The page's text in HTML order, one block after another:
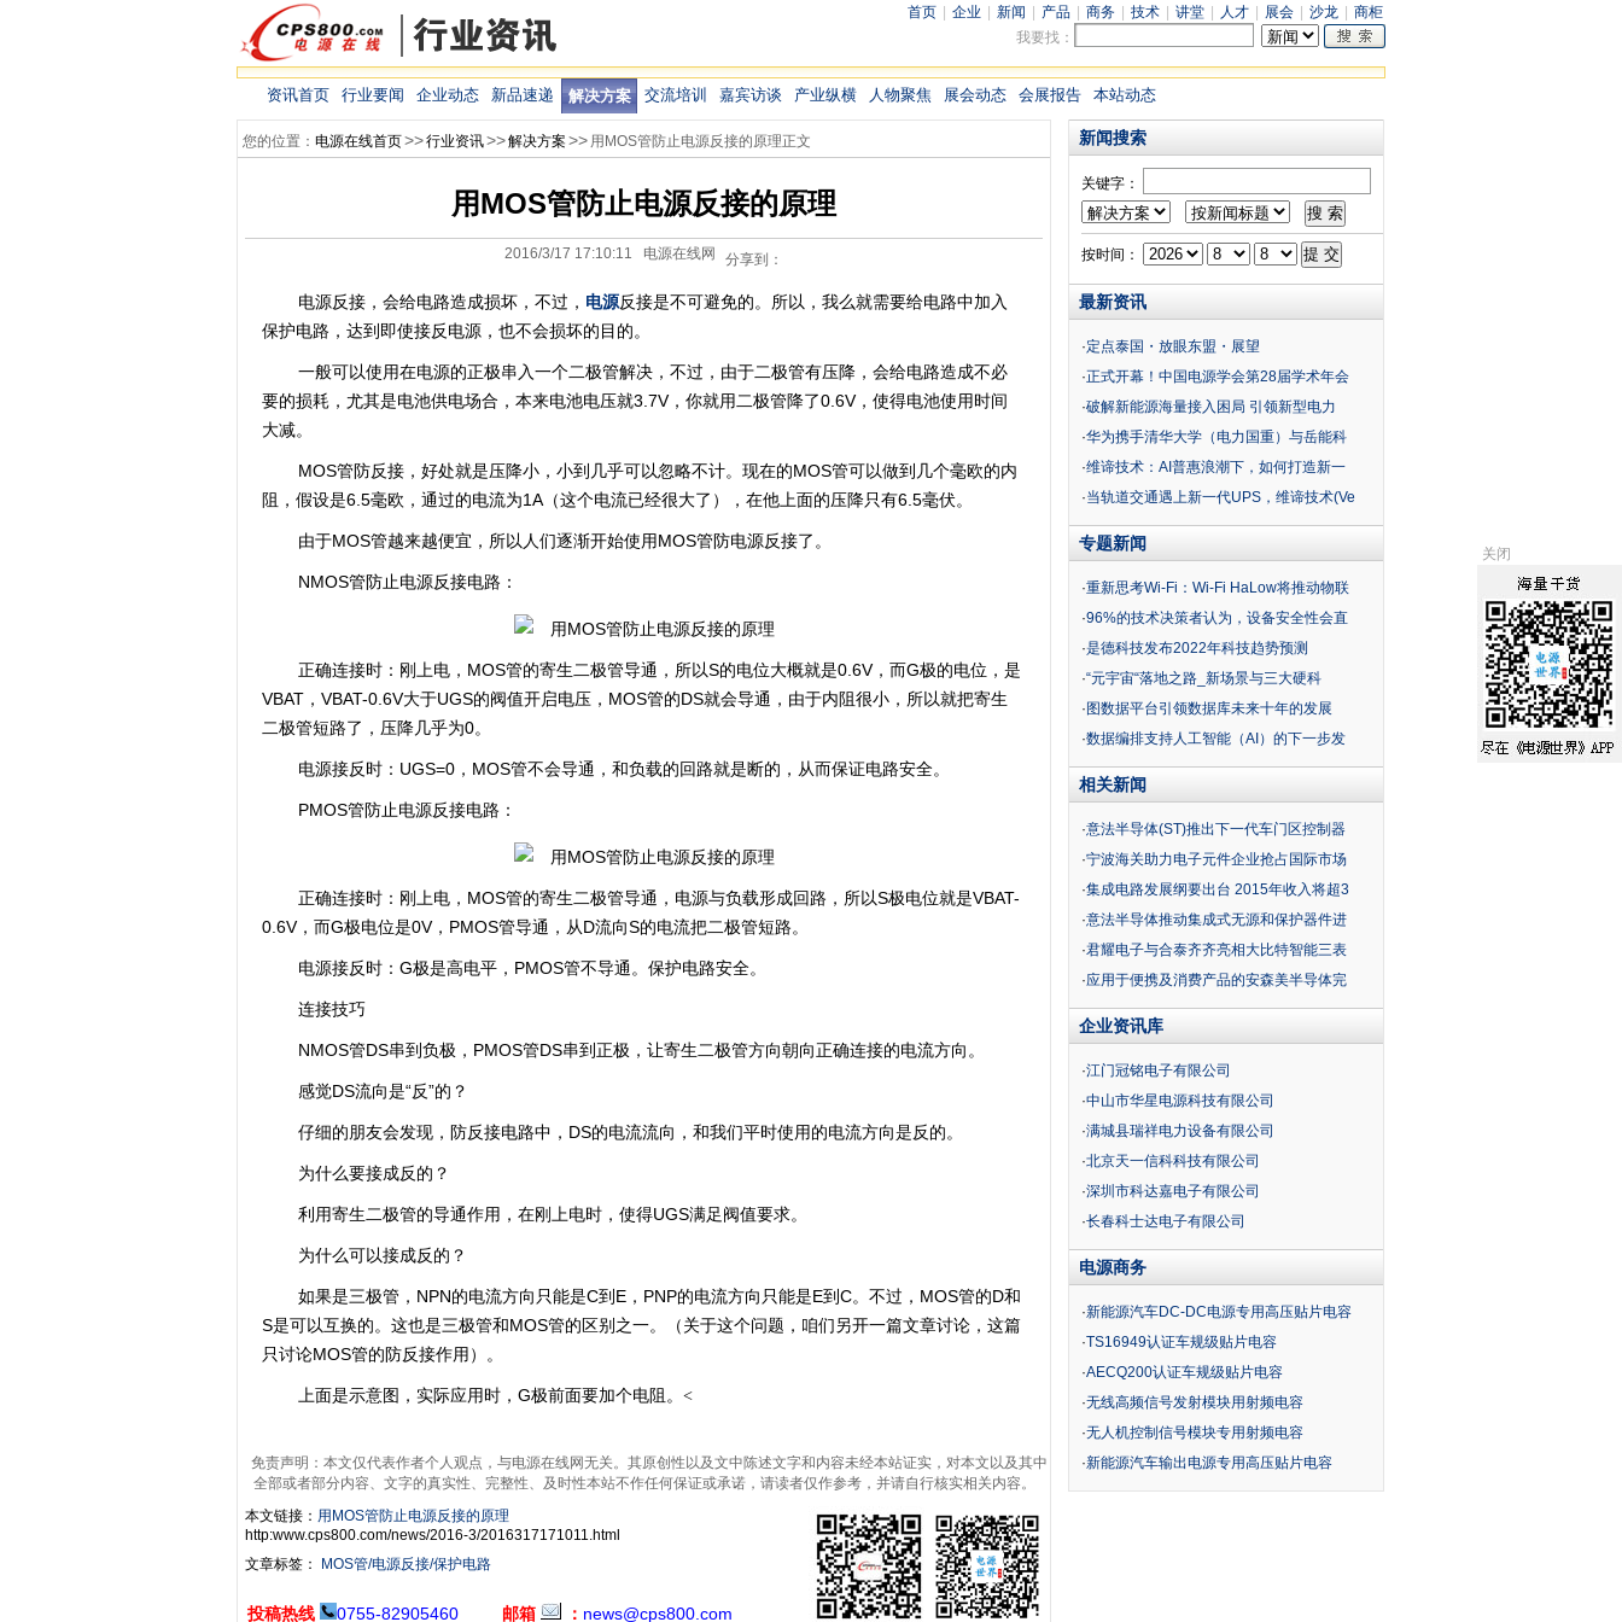
首页 企业 新闻 产品 商务 技术 讲堂 人才 展会 沙龙
商柜
我要找：
资讯首页 行业要闻 企业动态 新品速递 解决方案 交流培训 嘉宾访谈 产业纵横 人物聚焦 展会动态 会展报告 本站动态
您的位置： 电源在线首页>>行业资讯>>解决方案 >> 用MOS管防止电源反接的原理正文
用MOS管防止电源反接的原理
2016/3/17 17:10:11 电源在线网 分享到：
电源反接，会给电路造成损坏，不过， 电源反接是不可避免的。所以，我么就需要给电路中加入
保护电路，达到即使接反电源，也不会损坏的目的。
一般可以使用在电源的正极串入一个二极管解决，不过，由于二极管有压降，会给电路造成不必
要的损耗，尤其是电池供电场合，本来电池电压就3.7V，你就用二极管降了0.6V，使得电池使用时间
大减。
MOS管防反接，好处就是压降小，小到几乎可以忽略不计。现在的MOS管可以做到几个毫欧的内
阻，假设是6.5毫欧，通过的电流为1A（这个电流已经很大了），在他上面的压降只有6.5毫伏。
由于MOS管越来越便宜，所以人们逐渐开始使用MOS管防电源反接了。
NMOS管防止电源反接电路：
正确连接时：刚上电，MOS管的寄生二极管导通，所以S的电位大概就是0.6V，而G极的电位，是
VBAT，VBAT-0.6V大于UGS的阀值开启电压，MOS管的DS就会导通，由于内阻很小，所以就把寄生
二极管短路了，压降几乎为0。
电源接反时：UGS=0，MOS管不会导通，和负载的回路就是断的，从而保证电路安全。
PMOS管防止电源反接电路：
正确连接时：刚上电，MOS管的寄生二极管导通，电源与负载形成回路，所以S极电位就是VBAT-
0.6V，而G极电位是0V，PMOS管导通，从D流向S的电流把二极管短路。
电源接反时：G极是高电平，PMOS管不导通。保护电路安全。
连接技巧
NMOS管DS串到负极，PMOS管DS串到正极，让寄生二极管方向朝向正确连接的电流方向。
感觉DS流向是“反”的？
仔细的朋友会发现，防反接电路中，DS的电流流向，和我们平时使用的电流方向是反的。
为什么要接成反的？
利用寄生二极管的导通作用，在刚上电时，使得UGS满足阀值要求。
为什么可以接成反的？
如果是三极管，NPN的电流方向只能是C到E，PNP的电流方向只能是E到C。不过，MOS管的D和
S是可以互换的。这也是三极管和MOS管的区别之一。（关于这个问题，咱们另开一篇文章讨论，这篇
只讨论MOS管的防反接作用）。
上面是示意图，实际应用时，G极前面要加个电阻。 <
免责声明：本文仅代表作者个人观点，与电源在线网无关。其原创性以及文中陈述文字和内容未经本站证实，对本文以及其中
全部或者部分内容、文字的真实性、完整性、及时性本站不作任何保证或承诺，请读者仅作参考，并请自行核实相关内容。
本文链接： 用MOS管防止电源反接的原理
http:www.cps800.com/news/2016-3/2016317171011.html
文章标签：
MOS管/电源反接/保护电路
投稿热线 0755-82905460 邮箱 ： news@cps800.com
新闻搜索
关键字：
按时间：
最新资讯
·定点泰国・放眼东盟・展望
·正式开幕！中国电源学会第28届学术年会
·破解新能源海量接入困局 引领新型电力
·华为携手清华大学（电力国重）与岳能科
·维谛技术：AI普惠浪潮下，如何打造新一
·当轨道交通遇上新一代UPS，维谛技术(Ve
专题新闻
·重新思考Wi-Fi：Wi-Fi HaLow将推动物联
·96%的技术决策者认为，设备安全性会直
·是德科技发布2022年科技趋势预测
·“元宇宙“落地之路_新场景与三大硬科
· 图数据平台引领数据库未来十年的发展
·数据编排支持人工智能（AI）的下一步发
相关新闻
·意法半导体(ST)推出下一代车门区控制器
·宁波海关助力电子元件企业抢占国际市场
·集成电路发展纲要出台 2015年收入将超3
·意法半导体推动集成式无源和保护器件进
·君耀电子与合泰齐齐亮相大比特智能三表
·应用于便携及消费产品的安森美半导体完
企业资讯库
·江门冠铭电子有限公司
·中山市华星电源科技有限公司
·满城县瑞祥电力设备有限公司
·北京天一信科科技有限公司
·深圳市科达嘉电子有限公司
·长春科士达电子有限公司
电源商务
·新能源汽车DC-DC电源专用高压贴片电容
·TS16949认证车规级贴片电容
·AECQ200认证车规级贴片电容
·无线高频信号发射模块用射频电容
·无人机控制信号模块专用射频电容
·新能源汽车输出电源专用高压贴片电容
关闭